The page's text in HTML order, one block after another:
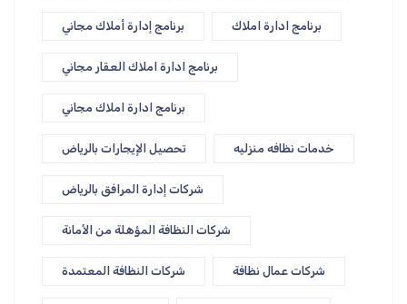
برنامج إدارة أملاك مجاني برنامج ادارة املاك
برنامج ادارة املاك العقار مجاني
برنامج ادارة املاك مجاني
تحصيل الإيجارات بالرياض خدمات نظافه منزليه
شركات إدارة المرافق بالرياض
شركات النظافة المؤهلة من الأمانة
شركات النظافة المعتمدة شركات عمال نظافة